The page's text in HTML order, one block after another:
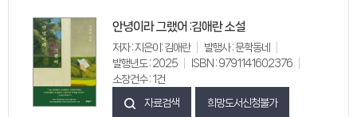
안녕이라 그랬어 :김애란 소설
저자 : 지은이: 김애란
발행사 : 문학동네
발행년도 : 2025
ISBN : 9791141602376
소장건수 : 1건
자료검색 희망도서신청불가